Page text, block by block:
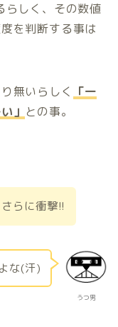
らしく、その数値
を判断する事は
無いらしく 「一
」 との事。
らに衝撃!!
うつ男
な(汗)